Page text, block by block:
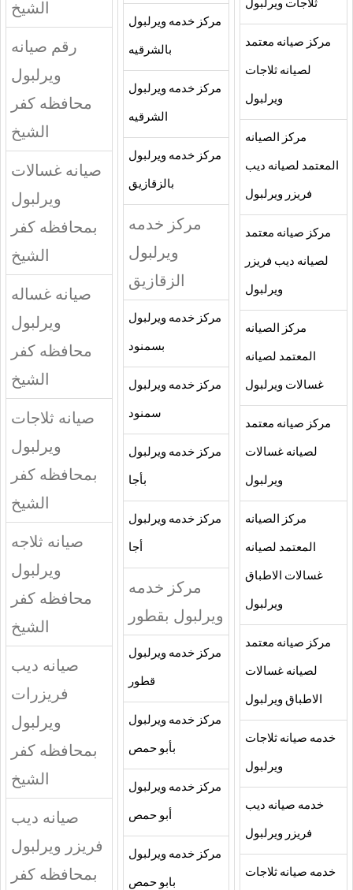
ثلاجات ويرلبول
مركز صيانه معتمد
لصيانه ثلاجات
ويرلبول
مركز الصيانه
المعتمد لصيانه ديب
فريزر ويرلبول
مركز صيانه معتمد
لصيانه ديب فريزر
ويرلبول
مركز الصيانه
المعتمد لصيانه
غسالات ويرلبول
مركز صيانه معتمد
لصيانه غسالات
ويرلبول
مركز الصيانه
المعتمد لصيانه
غسالات الاطباق
ويرلبول
مركز صيانه معتمد
لصيانه غسالات
الاطباق ويرلبول
خدمه صيانه ثلاجات
ويرلبول
خدمه صيانه ديب
فريزر ويرلبول
خدمه صيانه ثلاجات
مركز خدمه ويرلبول
بالشرقيه
مركز خدمه ويرلبول
الشرقيه
مركز خدمه ويرلبول
بالزقازيق
مركز خدمه
ويرلبول
الزقازيق
مركز خدمه ويرلبول
بسمنود
مركز خدمه ويرلبول
سمنود
مركز خدمه ويرلبول
بأجا
مركز خدمه ويرلبول
أجا
مركز خدمه
ويرلبول بقطور
مركز خدمه ويرلبول
قطور
مركز خدمه ويرلبول
بأبو حمص
مركز خدمه ويرلبول
أبو حمص
مركز خدمه ويرلبول
بابو حمص
الشيخ
رقم صيانه
ويرلبول
محافظه كفر
الشيخ
صيانه غسالات
ويرلبول
بمحافظه كفر
الشيخ
صيانه غساله
ويرلبول
محافظه كفر
الشيخ
صيانه ثلاجات
ويرلبول
بمحافظه كفر
الشيخ
صيانه ثلاجه
ويرلبول
محافظه كفر
الشيخ
صيانه ديب
فريزرات
ويرلبول
بمحافظه كفر
الشيخ
صيانه ديب
فريزر ويرلبول
بمحافظه كفر